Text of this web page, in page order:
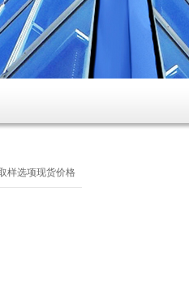
样选项现货价格